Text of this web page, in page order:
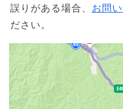
誤りがある場合、 お問
ださい。